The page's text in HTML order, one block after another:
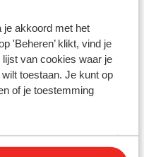
je akkoord met het
'Beheren’ klikt, vind je
van cookies waar je
toestaan. Je kunt op
of je toestemming